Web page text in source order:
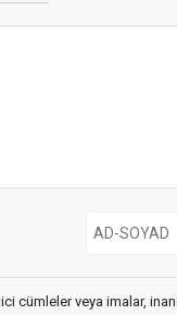
cümleler veya imalar,